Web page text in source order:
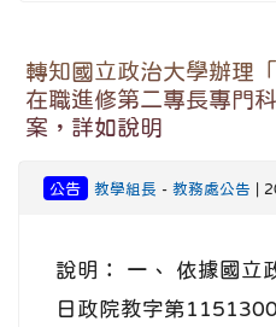
轉知國立政治大學辦理
在職進修第二專長專門
案，詳如說明
公告 教學組長 - 教務處公告 |
說明： 一、 依據國立
日政院教字第